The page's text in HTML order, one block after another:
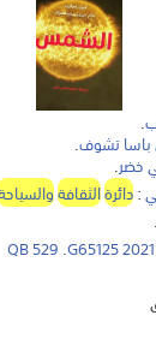
.
باسا تشوف.
خضر.
:دائرةالثقافة
.
QB 529 .G65125 2021